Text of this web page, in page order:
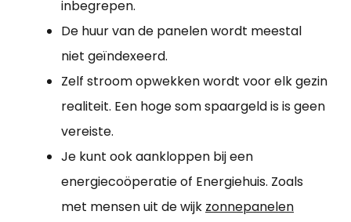
inbegrepen.
De huur van de panelen wordt meestal
niet geïndexeerd.
Zelf stroom opwekken wordt voor elk gezin
realiteit. Een hoge som spaargeld is is geen
vereiste.
Je kunt ook aankloppen bij een
energiecoöperatie of Energiehuis. Zoals
met mensen uit de wijk zonnepanelen